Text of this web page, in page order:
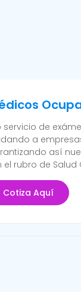
servicio de
a
así
rubro de Salud
Cotiza Aquí